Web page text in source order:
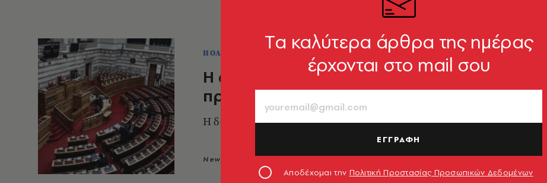
ΠΟΛΙΤΙΚΗ & ΟΙΚΟΝΟΜΙΑ
Η ώρα των διερευνητικών εντολών - Τι
προβλέπει το Σύνταγμα
Η διαδικασία που θα ακολουθηθεί
Newsroom
Tα καλύτερα άρθρα της ημέρας
έρχονται στο mail σου
ΕΓΓΡΑΦΗ
Αποδέχομαι την Πολιτική Προστασίας Προσωπικών Δεδομένων